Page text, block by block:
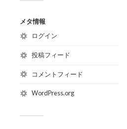
メタ情報
ログイン
投稿フィード
コメントフィード
WordPress.org